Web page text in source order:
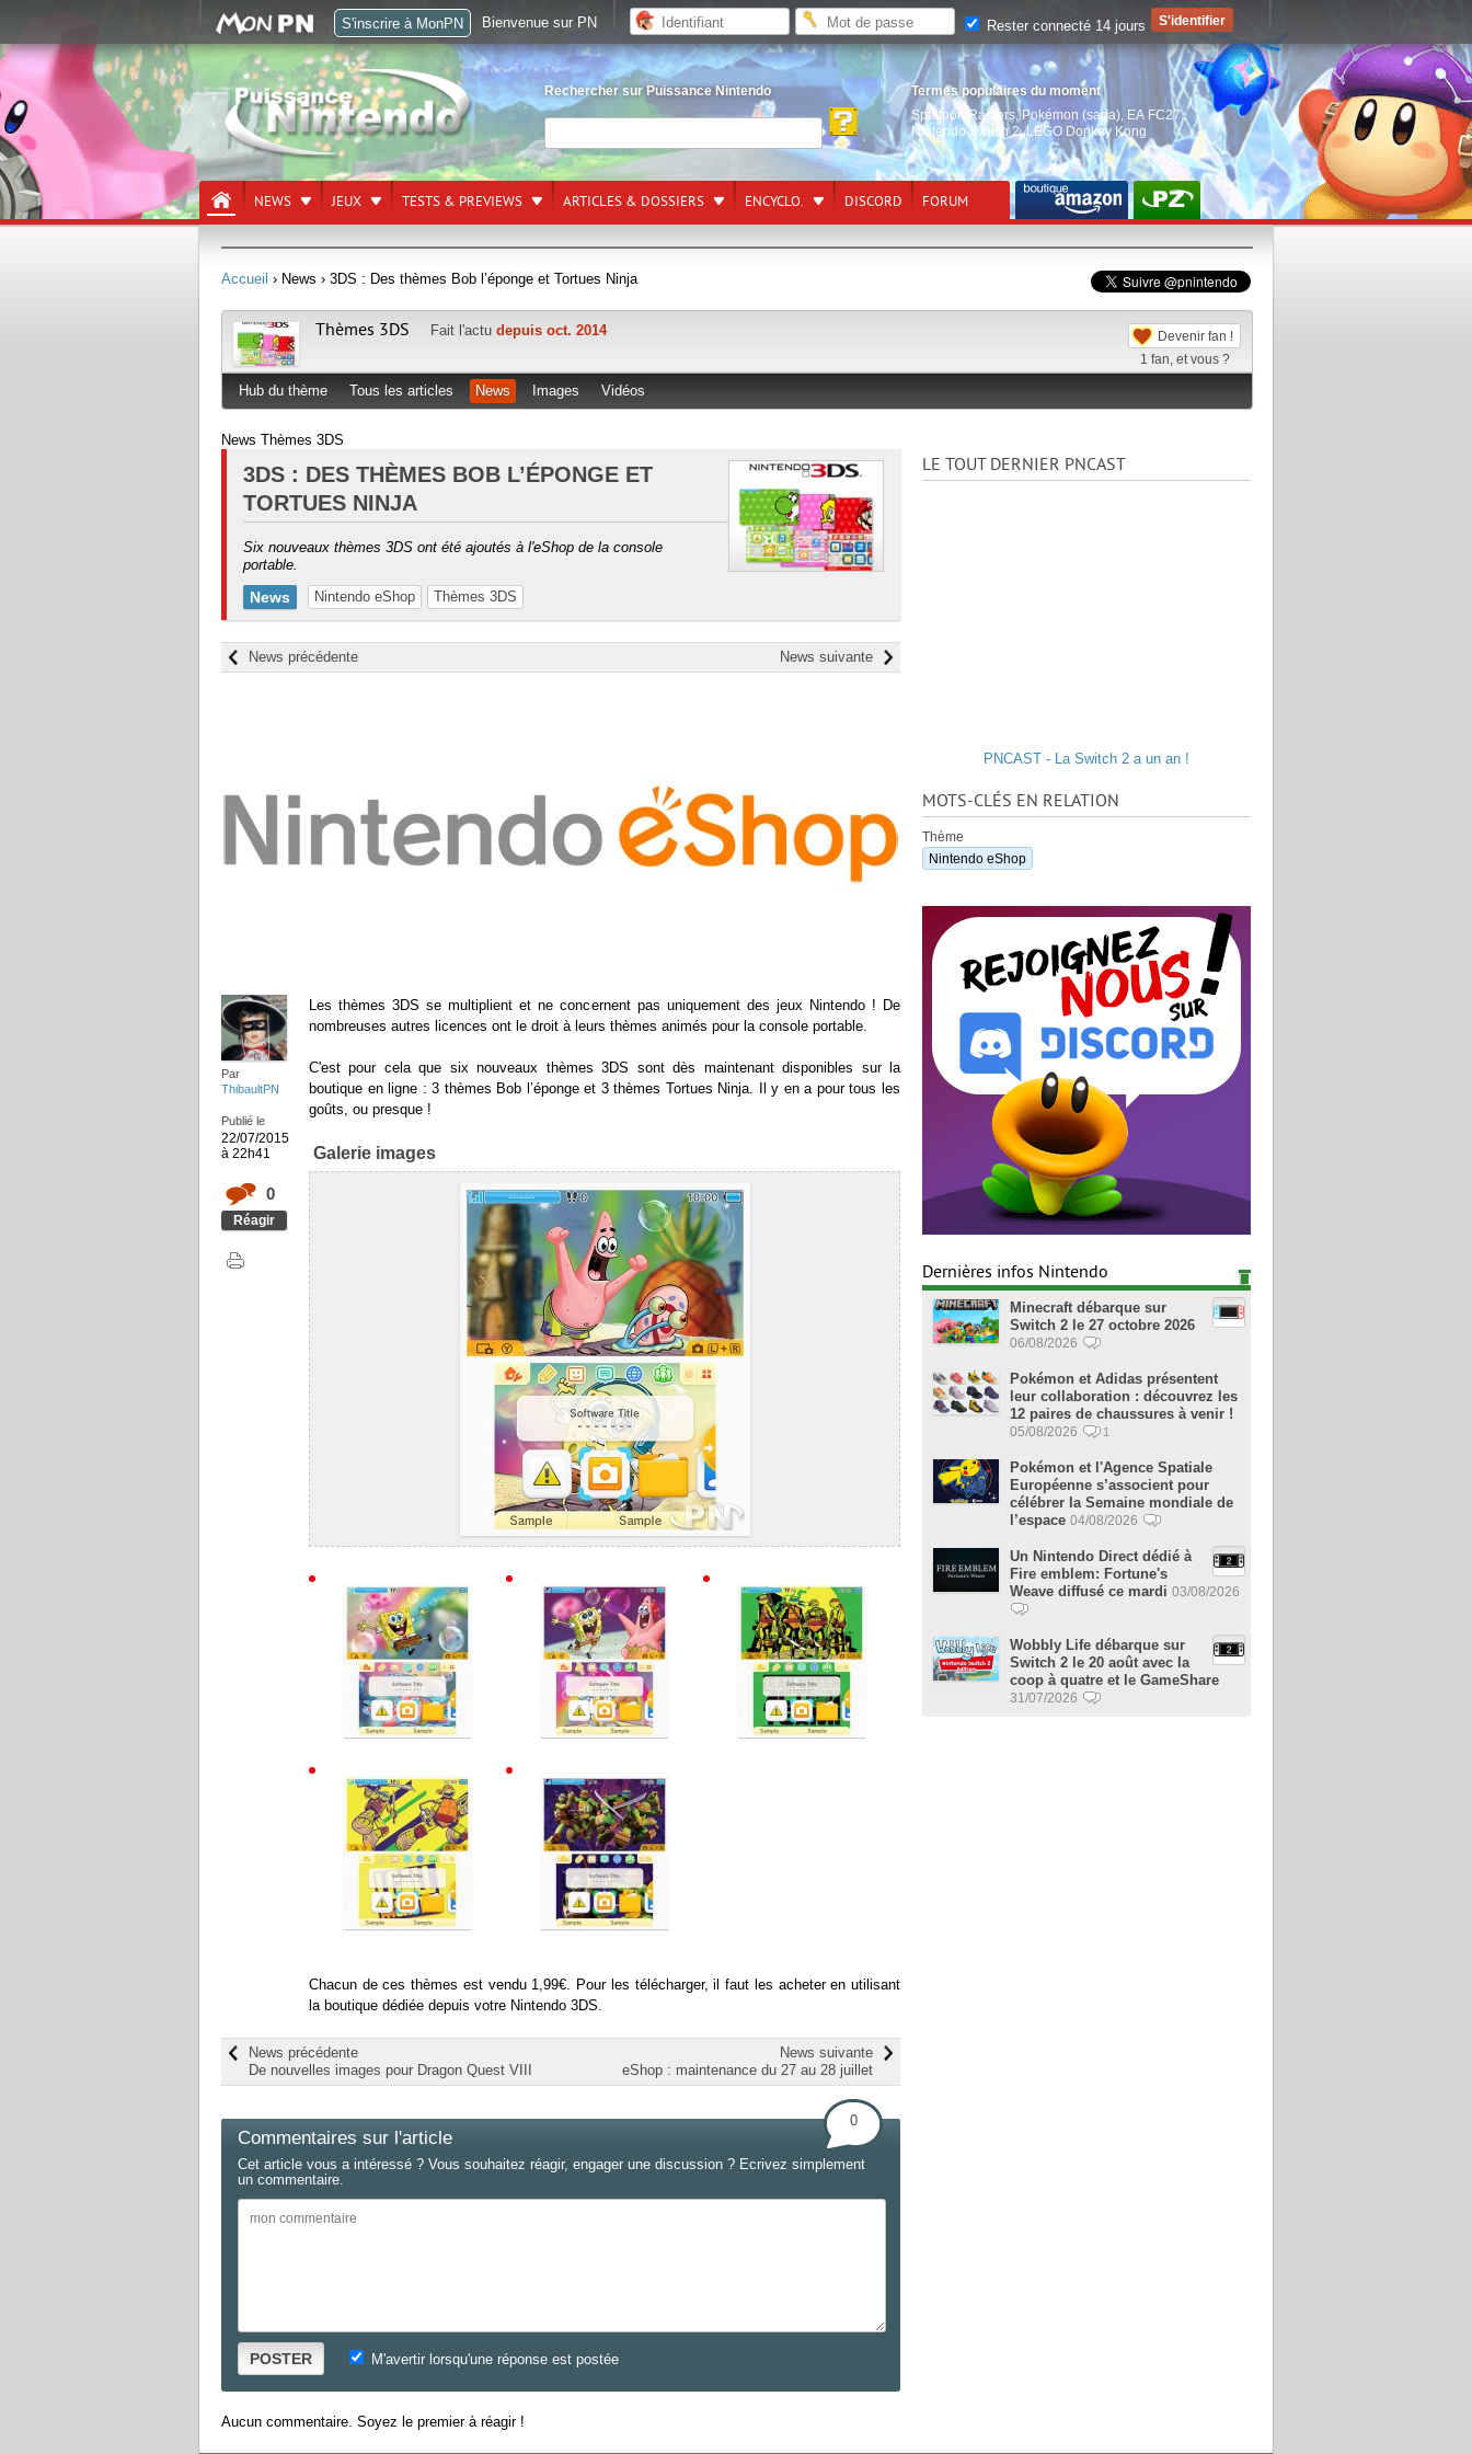
Rechercher sur Puissance Nintendo
Termes populaires du moment
Splatoon Raiders, Pokémon (saga) EA FC27,
Nintendo Switch 2,LEGO Donkey Kong
NEWS JEUX TESTS & PREVIEWS ARTICLES & DOSSIERS ENCYCLO. DISCORD FORUM
Accueil › News › 3DS : Des thèmes Bob l’éponge et Tortues Ninja
Devenir fan !
1 fan, et vous ?
Thèmes 3DS Fait l'actu depuis oct. 2014
Hub du thème Tous les articles News Images Vidéos
News Thèmes 3DS
3DS : DES THÈMES BOB L’ÉPONGE ET
TORTUES NINJA
Six nouveaux thèmes 3DS ont été ajoutés à l'eShop de la console
portable.
News Nintendo eShop Thèmes 3DS
News suivante
News précédente
Par
ThibaultPN
Publié le
22/07/2015
à 22h41
0
Réagir
Les thèmes 3DS se multiplient et ne concernent pas uniquement des jeux Nintendo ! De
nombreuses autres licences ont le droit à leurs thèmes animés pour la console portable.
C'est pour cela que six nouveaux thèmes 3DS sont dès maintenant disponibles sur la
boutique en ligne : 3 thèmes Bob l’éponge et 3 thèmes Tortues Ninja. Il y en a pour tous les
goûts, ou presque !
Galerie images
Chacun de ces thèmes est vendu 1,99€. Pour les télécharger, il faut les acheter en utilisant
la boutique dédiée depuis votre Nintendo 3DS.
News suivante
eShop : maintenance du 27 au 28 juillet
News précédente
De nouvelles images pour Dragon Quest VIII
Commentaires sur l'article
0
Cet article vous a intéressé ? Vous souhaitez réagir, engager une discussion ? Ecrivez simplement
un commentaire.
POSTER M'avertir lorsqu'une réponse est postée
Aucun commentaire. Soyez le premier à réagir !
LE TOUT DERNIER PNCAST
PNCAST - La Switch 2 a un an !
MOTS-CLÉS EN RELATION
Thème
Nintendo eShop
Dernières infos Nintendo
Minecraft débarque sur
Switch 2 le 27 octobre 2026
06/08/2026
Pokémon et Adidas présentent
leur collaboration : découvrez les
12 paires de chaussures à venir !
05/08/2026 1
Pokémon et l'Agence Spatiale
Européenne s’associent pour
célébrer la Semaine mondiale de
l’espace 04/08/2026
Un Nintendo Direct dédié à
Fire emblem: Fortune's
Weave diffusé ce mardi 03/08/2026
Wobbly Life débarque sur
Switch 2 le 20 août avec la
coop à quatre et le GameShare
31/07/2026
S'inscrire à MonPN Bienvenue sur PN Rester connecté 14 jours